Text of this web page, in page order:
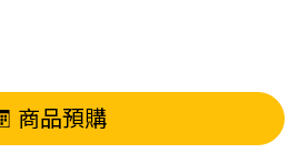
商品預購